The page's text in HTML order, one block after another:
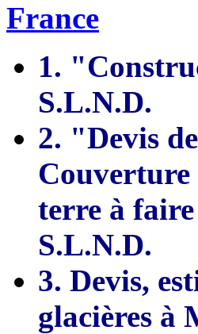
France
1.
S.L.N.D.
2. "Devis
Couverture
terre à
S.L.N.D.
3. Devis,
glacières à